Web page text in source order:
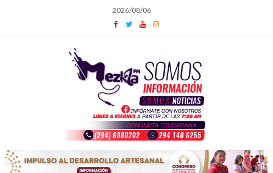
content
2026/08/06